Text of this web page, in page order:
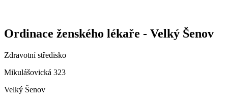
Ordinace ženského lékaře - Velký Šenov
Zdravotní středisko
Mikulášovická 323
Velký Šenov